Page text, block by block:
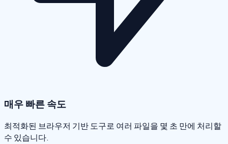
매우 빠른 속도
최적화된 브라우저 기반 도구로 여러 파일을 몇 초 만에 처리할
수 있습니다.